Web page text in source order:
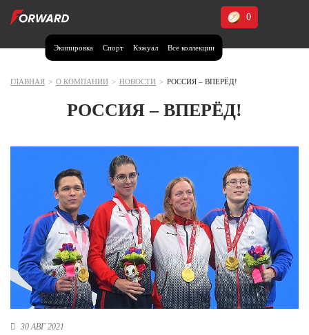
Экипировка Спорт Кэжуал Все коллекции
0
Москва и МО
Волгоградская область (1)
Воронежская область (1)
Иркутская область (2)
Калининградская область (1)
Кемеровская область (2)
Краснодарский край (5)
Красноярский край (5)
Курская область (1)
Москва и МО (14)
Нижегородская область (1)
ГЛАВНАЯ > О КОМПАНИИ > НОВОСТИ > РОССИЯ – ВПЕРЁД!
РОССИЯ – ВПЕРЁД!
30 АВГ 2021